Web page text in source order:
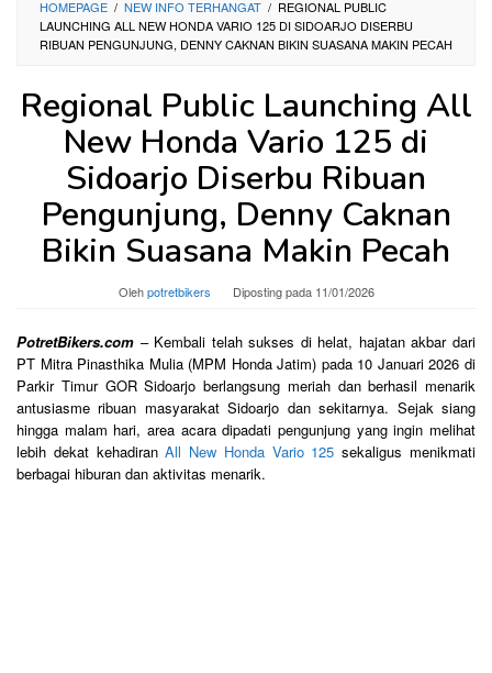
HOMEPAGE / NEW INFO TERHANGAT / REGIONAL PUBLIC
LAUNCHING ALL NEW HONDA VARIO 125 DI SIDOARJO DISERBU
RIBUAN PENGUNJUNG, DENNY CAKNAN BIKIN SUASANA MAKIN PECAH
Regional Public Launching All
New Honda Vario 125 di
Sidoarjo Diserbu Ribuan
Pengunjung, Denny Caknan
Bikin Suasana Makin Pecah
Olehpotretbikers Diposting pada 11/01/2026
PotretBikers.com – Kembali telah sukses di helat, hajatan akbar dari
PT Mitra Pinasthika Mulia (MPM Honda Jatim) pada 10 Januari 2026 di
Parkir Timur GOR Sidoarjo berlangsung meriah dan berhasil menarik
antusiasme ribuan masyarakat Sidoarjo dan sekitarnya. Sejak siang
hingga malam hari, area acara dipadati pengunjung yang ingin melihat
lebih dekat kehadiranAll New Honda Vario 125 sekaligus menikmati
berbagai hiburan dan aktivitas menarik.